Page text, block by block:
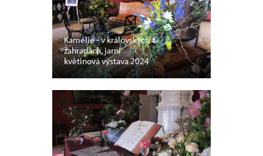
Kamélie - v královských
zahradách, jarní
květinová výstava 2024